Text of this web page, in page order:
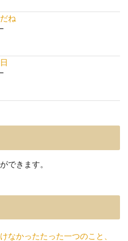
ね
できます。
なかったたった一つのこと、